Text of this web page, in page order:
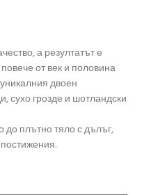
а резултатът е
от век и половина
уникалния двоен
грозде и шотландски
до плътно тяло с дълъг,